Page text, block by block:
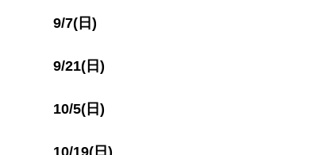
9/7(日)
9/21(日)
10/5(日)